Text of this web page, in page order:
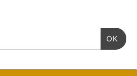
OK